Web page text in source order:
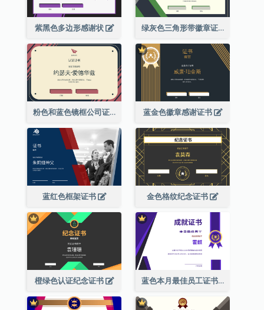
紫黑色多边形感谢状 绿灰色三角形带徽章证书
粉色和蓝色镜框公司证书 蓝金色徽章感谢证书
蓝红色框架证书 金色格纹纪念证书
橙绿色认证纪念证书 蓝色本月最佳员工证书(附标志)